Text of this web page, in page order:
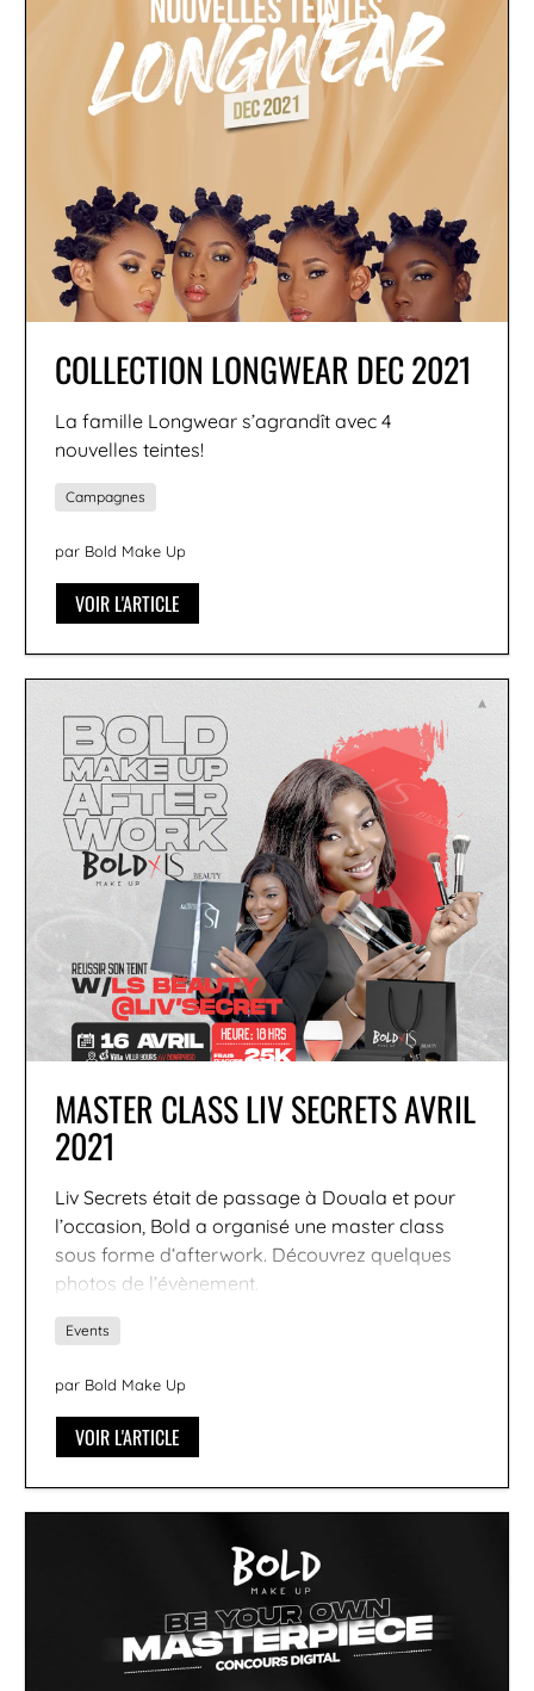
COLLECTION LONGWEAR DEC 2021
La famille Longwear s’agrandît avec 4
nouvelles teintes!
Campagnes
par Bold Make Up
VOIR L'ARTICLE
MASTER CLASS LIV SECRETS AVRIL
2021
Liv Secrets était de passage à Douala et pour
l’occasion, Bold a organisé une master class
sous forme d‘afterwork. Découvrez quelques
photos de l’évènement.
Events
par Bold Make Up
VOIR L'ARTICLE